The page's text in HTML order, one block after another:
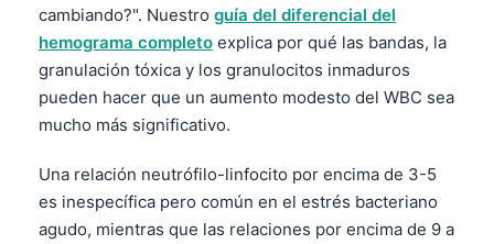
cambiando?". Nuestro guía del diferencial del
hemograma completo explica por qué las bandas, la
granulación tóxica y los granulocitos inmaduros
pueden hacer que un aumento modesto del WBC sea
mucho más significativo.
Una relación neutrófilo-linfocito por encima de 3-5
es inespecífica pero común en el estrés bacteriano
agudo, mientras que las relaciones por encima de 9 a